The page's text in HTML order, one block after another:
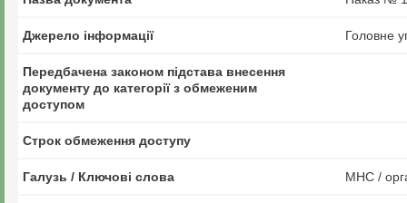
Джерело інформації Головне
Передбачена законом підстава внесення
документу до категорії з обмеженим
доступом
Строк обмеження доступу
Галузь / Ключові слова МНС /